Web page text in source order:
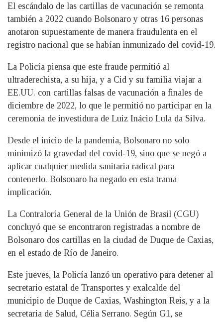
El escándalo de las cartillas de vacunación se remonta
también a 2022 cuando Bolsonaro y otras 16 personas
anotaron supuestamente de manera fraudulenta en el
registro nacional que se habían inmunizado del covid-19.
La Policía piensa que este fraude permitió al
ultraderechista, a su hija, y a Cid y su familia viajar a
EE.UU. con cartillas falsas de vacunación a finales de
diciembre de 2022, lo que le permitió no participar en la
ceremonia de investidura de Luiz Inácio Lula da Silva.
Desde el inicio de la pandemia, Bolsonaro no solo
minimizó la gravedad del covid-19, sino que se negó a
aplicar cualquier medida sanitaria radical para
contenerlo. Bolsonaro ha negado en esta trama
implicación.
La Contraloría General de la Unión de Brasil (CGU)
concluyó que se encontraron registradas a nombre de
Bolsonaro dos cartillas en la ciudad de Duque de Caxias,
en el estado de Río de Janeiro.
Este jueves, la Policía lanzó un operativo para detener al
secretario estatal de Transportes y exalcalde del
municipio de Duque de Caxias, Washington Reis, y a la
secretaria de Salud, Célia Serrano. Según G1, se